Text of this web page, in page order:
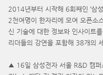
2014년부터 시작해 6회째인 ‘삼
2천여명이 한자리에 모여 오픈소
신 기술에 대한 정보와 인사이트
리더들의 강연을 포함해 38개의
▲ 16일 삼성전자 서울 R&D 캠퍼